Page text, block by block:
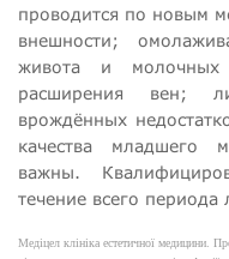
проводится по новым
внешности;
живота и молочных
расширения вен;
врождённых
качества младшего
важны.
течение всего периода
Медіцел клініка естетичної медицини.